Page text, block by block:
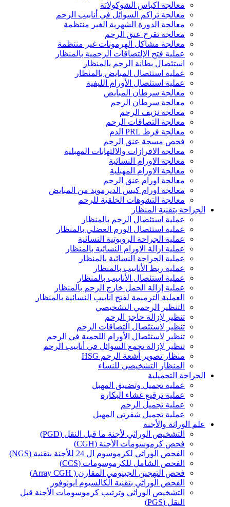
معالجة اكياس الشوكولاتة
معالجة تراكم السوائل في أنابيب الرحم
معالجة الدورة الشهرية الغير منتظمة
معالجة تقرح عنق الرحم
معالجة مشاكل الهرمونات غير منتظمة
عملية فتح الإلتصاقات الرحمية بالمنظار
استئصال بطانة الرحم بالمنظار
عملية استئصال المبايض بالمنظار
عملية استئصال الأورام الليفية
معالجة سرطان المبايض
معالجة سرطان الرحم
معالجة نزيف الرحم
معالجة التصاقات الرحم
معالجة فرط PRL الدم
فحص مسحة عنق الرحم
معالجة الافرازات والالتهابات المهبلية
معالجة الاورام النسائية
معالجة الاورام المهبلية
معالجة اورام عنق الرحم
معالجة اورام كيس الديرمويد من المبايض
معالجة التشوهات الخلقية للرحم
الجراحة بتقنية المنظار
عملية استئصال الرحم بالمنظار
عملية استئصال الورم العضلي بالمنظار
عملية الجراحة الروبوتية النسائية
عملية ازالة الاورام النسائية بالمنظار
عملية الجراحة النسائية بالمنظار
عملية ربط الأنابيب بالمنظار
عملية استئصال الأنابيب بالمنظار
عملية إزالة الحمل خارج الرحم بالمنظار
العملية الترميمة لفتح انابيب النسائية بالمنظار
التنظير الرحمي التشخيصي
تنظير لإزالة حاجز الرحم
تنظير لاستئصال التصاقات الرحم
تنظير لاستئصال الأورام اللحمية في الرحم
تنظير لإزالة تجمع السوائل في أنابيب الرحم
منظار تصوير أشعة الرحم HSG
المنظار التشخيصي للنساء
الجراحة التجميلية
عملية تجميل وتضييق المهبل
عملية ترقيع غشاء البكارة
عملية تجميل الرحم
عملية تجميل شفرتي المهبل
علم الوراثة والأجنة
التشخيص الوراثي لأجنة ما قبل النقل (PGD)
فحص كرموسومات الأجنة (CGH)
الفحص الوراثي لكرموسوم ال 24 للأجنة بتقنية (NGS)
الفحص الشامل للكرموسومات (CCS)
فحص التهجين الجينومي المقارن ( Array CGH)
الفحص الوراثي بتقنية الكالسيوم ايونوفور
التشخيص الوراثي وترتيب كرموسومات الأجنة قبل
النقل (PGS)